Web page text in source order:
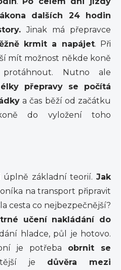
dalších 24 hodin
Jinak má přepravce
krmit a napájet. Při
mít možnost někde koně
Nutno ale
přepravy se počítá
a čas běží od začátku
do vyložení toho
úplně základní teorií. Jak
na transport připravit
cesta co nejbezpečnější?
učení nakládání do
hladce, půl je hotovo.
je potřeba obrnit se
je důvěra mezi